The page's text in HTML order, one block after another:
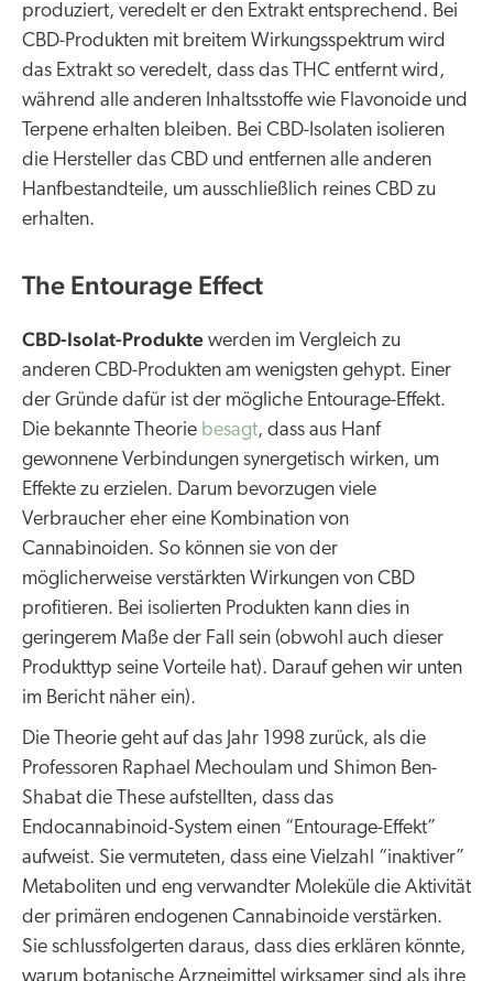
produziert, veredelt er den Extrakt entsprechend. Bei
CBD-Produkten mit breitem Wirkungsspektrum wird
das Extrakt so veredelt, dass das THC entfernt wird,
während alle anderen Inhaltsstoffe wie Flavonoide und
Terpene erhalten bleiben. Bei CBD-Isolaten isolieren
die Hersteller das CBD und entfernen alle anderen
Hanfbestandteile, um ausschließlich reines CBD zu
erhalten.
The Entourage Effect
CBD-Isolat-Produkte werden im Vergleich zu
anderen CBD-Produkten am wenigsten gehypt. Einer
der Gründe dafür ist der mögliche Entourage-Effekt.
Die bekannte Theorie besagt, dass aus Hanf
gewonnene Verbindungen synergetisch wirken, um
Effekte zu erzielen. Darum bevorzugen viele
Verbraucher eher eine Kombination von
Cannabinoiden. So können sie von der
möglicherweise verstärkten Wirkungen von CBD
profitieren. Bei isolierten Produkten kann dies in
geringerem Maße der Fall sein (obwohl auch dieser
Produkttyp seine Vorteile hat). Darauf gehen wir unten
im Bericht näher ein).
Die Theorie geht auf das Jahr 1998 zurück, als die
Professoren Raphael Mechoulam und Shimon Ben-
Shabat die These aufstellten, dass das
Endocannabinoid-System einen “Entourage-Effekt”
aufweist. Sie vermuteten, dass eine Vielzahl “inaktiver”
Metaboliten und eng verwandter Moleküle die Aktivität
der primären endogenen Cannabinoide verstärken.
Sie schlussfolgerten daraus, dass dies erklären könnte,